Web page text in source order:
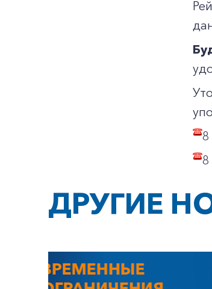
8
8
ДРУГИЕ